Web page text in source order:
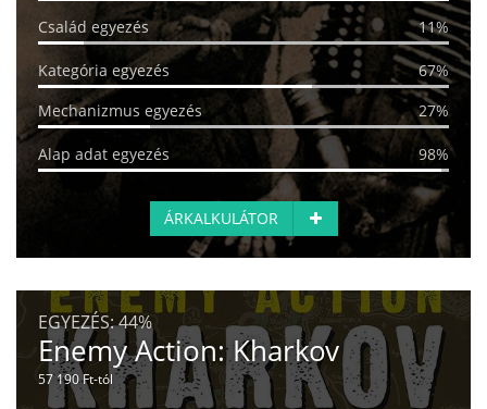
Család egyezés 11%
Kategória egyezés
67%
Mechanizmus egyezés
27%
Alap adat egyezés 98%
ÁRKALKULÁTOR
EGYEZÉS:44%
Enemy Action: Kharkov
57 190 Ft-tól